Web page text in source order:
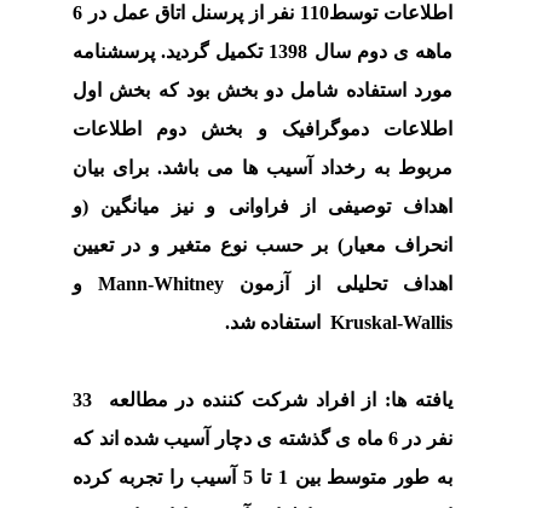
اطلاعات توسط110 نفر از پرسنل اتاق عمل در 6
ماهه یدوم سال 1398 تکمیل گردید. پرسشنامه
مورد استفاده شامل دو بخش بود که بخش اول
اطلاعات
دموگرافیک و بخش
دوم اطلاعات
مربوط به رخداد آسیب ها می باشد. برای بیان
اهداف توصیفی از
فراوانی و نیز میانگین (و
انحراف معیار) بر حسب نوع متغیر و در تعیین
اهداف تحلیلی از آزمون Mann-Whitneyو
Kruskal-Wallisاستفاده شد.
یافته ها:
از افراد شرکت کننده در مطالعه 33
نفر در 6 ماه ی گذشته ی دچار آسیب شده اند که
به طور متوسط بین 1 تا 5 آسیب را تجربه کرده